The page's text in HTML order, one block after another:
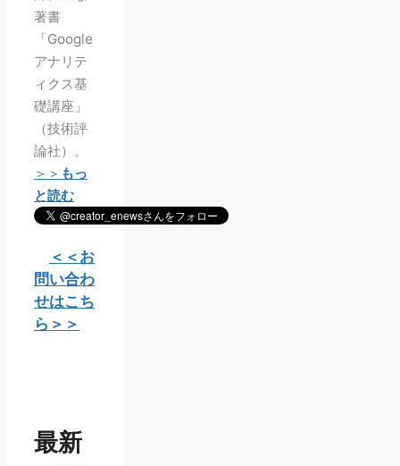
著書
「Google
アナリテ
ィクス基
礎講座」
（技術評
論社）。
＞＞ もっ
と読む
＜＜お
問い合わ
せはこち
ら＞＞
最新